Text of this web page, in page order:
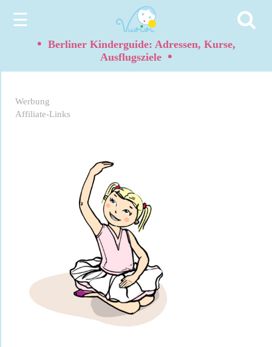
☰
• Berliner Kinderguide: Adressen, Kurse,
Ausflugsziele •
Werbung
Affiliate-Links